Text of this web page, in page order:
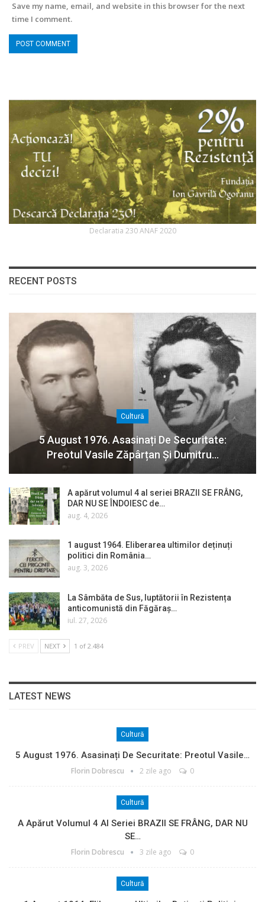
Save my name, email, and website in this browser for the next
time I comment.
Declaratia 230 ANAF 2020
RECENT POSTS
Cultură
5 August 1976. Asasinați De Securitate:
Preotul Vasile Zăpârțan Și Dumitru…
A apărut volumul 4 al seriei BRAZII SE FRÂNG,
DAR NU SE ÎNDOIESC de…
aug. 4, 2026
1 august 1964. Eliberarea ultimilor deținuți
politici din România…
aug. 3, 2026
La Sâmbăta de Sus, luptătorii în Rezistența
anticomunistă din Făgăraș…
iul. 27, 2026
PREV NEXT 1 of 2.484
LATEST NEWS
Cultură
5 August 1976. Asasinați De Securitate: Preotul Vasile…
Florin Dobrescu 2 zile ago 0
Cultură
A Apărut Volumul 4 Al Seriei BRAZII SE FRÂNG, DAR NU
SE…
Florin Dobrescu 3 zile ago 0
Cultură